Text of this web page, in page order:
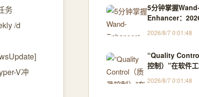
务
/d
V冲
5分钟掌握
Enhancer：
指南
2026/8/7 0:01:48
“Quality
控制）”在软件
件产品符合预定
2026/8/7 0:01:48